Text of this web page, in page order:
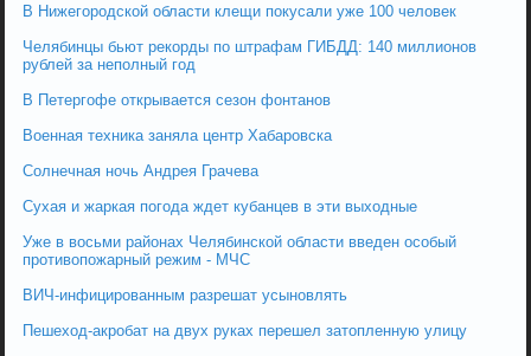
В Нижегородской области клещи покусали уже 100 человек
Челябинцы бьют рекорды по штрафам ГИБДД: 140 миллионов
рублей за неполный год
В Петергофе открывается сезон фонтанов
Военная техника заняла центр Хабаровска
Солнечная ночь Андрея Грачева
Сухая и жаркая погода ждет кубанцев в эти выходные
Уже в восьми районах Челябинской области введен особый
противопожарный режим - МЧС
ВИЧ-инфицированным разрешат усыновлять
Пешеход-акробат на двух руках перешел затопленную улицу